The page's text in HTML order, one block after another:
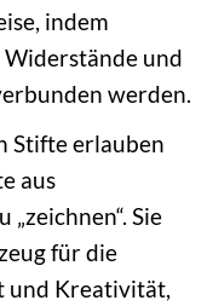
indem
und
werden.
Stifte erlauben
aus
Sie
für die
und Kreativität,